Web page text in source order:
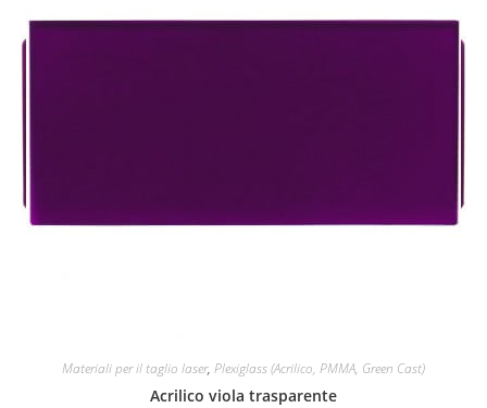
Materiali per il taglio laser, Plexiglass (Acrilico, PMMA, Green Cast)
Acrilico viola trasparente